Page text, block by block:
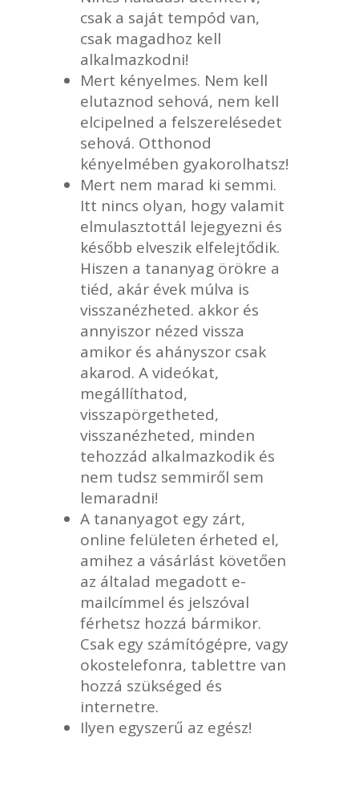
csak a saját tempód van,
csak magadhoz kell
alkalmazkodni!
Mert kényelmes. Nem kell
elutaznod sehová, nem kell
elcipelned a felszerelésedet
sehová. Otthonod
kényelmében gyakorolhatsz!
Mert nem marad ki semmi.
Itt nincs olyan, hogy valamit
elmulasztottál lejegyezni és
később elveszik elfelejtődik.
Hiszen a tananyag örökre a
tiéd, akár évek múlva is
visszanézheted. akkor és
annyiszor nézed vissza
amikor és ahányszor csak
akarod. A videókat,
megállíthatod,
visszapörgetheted,
visszanézheted, minden
tehozzád alkalmazkodik és
nem tudsz semmiről sem
lemaradni!
A tananyagot egy zárt,
online felületen érheted el,
amihez a vásárlást követően
az általad megadott e-
mailcímmel és jelszóval
férhetsz hozzá bármikor.
Csak egy számítógépre, vagy
okostelefonra, tablettre van
hozzá szükséged és
internetre.
Ilyen egyszerű az egész!